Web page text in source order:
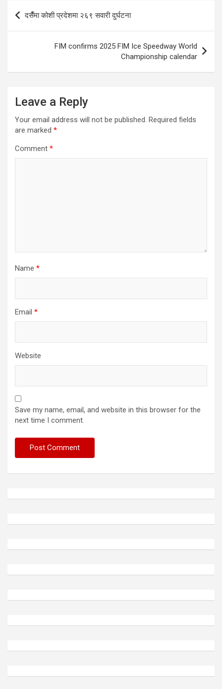
Post
navigation
दसैँमा कोशी प्रदेशमा २६९ सवारी दुर्घटना
FIM confirms 2025 FIM Ice Speedway World
Championship calendar
Leave a Reply
Your email address will not be published. Required fields
are marked *
Comment *
Name *
Email *
Website
Save my name, email, and website in this browser for the
next time I comment.